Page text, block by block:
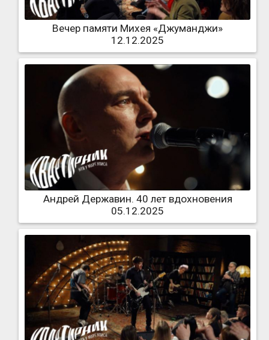
Вечер памяти Михея «Джуманджи»
12.12.2025
Андрей Державин. 40 лет вдохновения
05.12.2025